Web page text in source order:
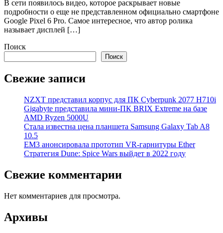
В сети появилось видео, которое раскрывает новые
подробности о еще не представленном официально смартфоне
Google Pixel 6 Pro. Самое интересное, что автор ролика
называет дисплей […]
Поиск
Поиск
Свежие записи
NZXT представил корпус для ПК Cyberpunk 2077 H710i
Gigabyte представила мини-ПК BRIX Extreme на базе
AMD Ryzen 5000U
Стала известна цена планшета Samsung Galaxy Tab A8
10.5
EM3 анонсировала прототип VR-гарнитуры Ether
Стратегия Dune: Spice Wars выйдет в 2022 году
Свежие комментарии
Нет комментариев для просмотра.
Архивы